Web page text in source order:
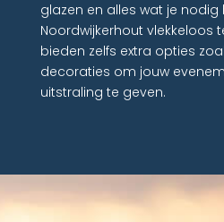
glazen en alles wat je
Noordwijkerhout vlekkeloos
bieden zelfs extra opties
decoraties om jouw
uitstraling te geven.